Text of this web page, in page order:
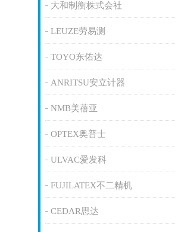
大和制衡株式会社
LEUZE劳易测
TOYO东佑达
ANRITSU安立计器
NMB美蓓亚
OPTEX奥普士
ULVAC爱发科
FUJILATEX不二精机
CEDAR思达